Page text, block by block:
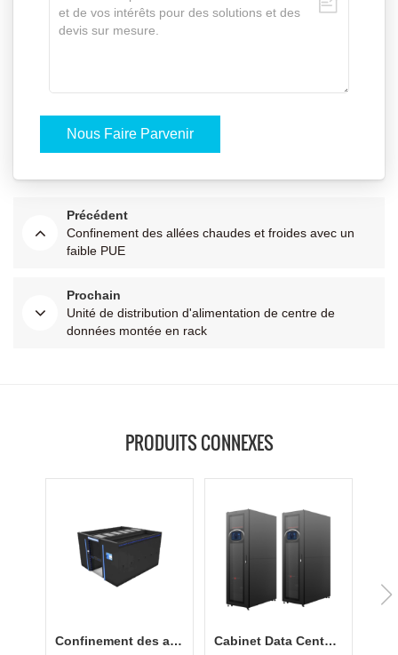
Précédent
Confinement des allées chaudes et froides avec un
faible PUE
Prochain
Unité de distribution d'alimentation de centre de
données montée en rack
PRODUITS CONNEXES
Confinement des allées chaudes et froides avec un faible PUE
Cabinet Data Center appliqué dans les petites entreprises